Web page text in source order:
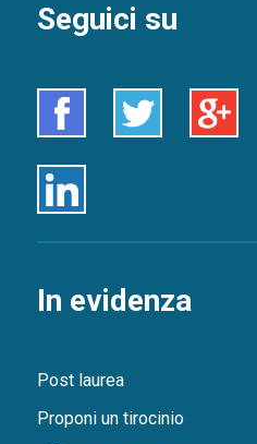
Seguici su
Facebook Twitter Google+
Linkedin
In evidenza
Post laurea
Proponi un tirocinio